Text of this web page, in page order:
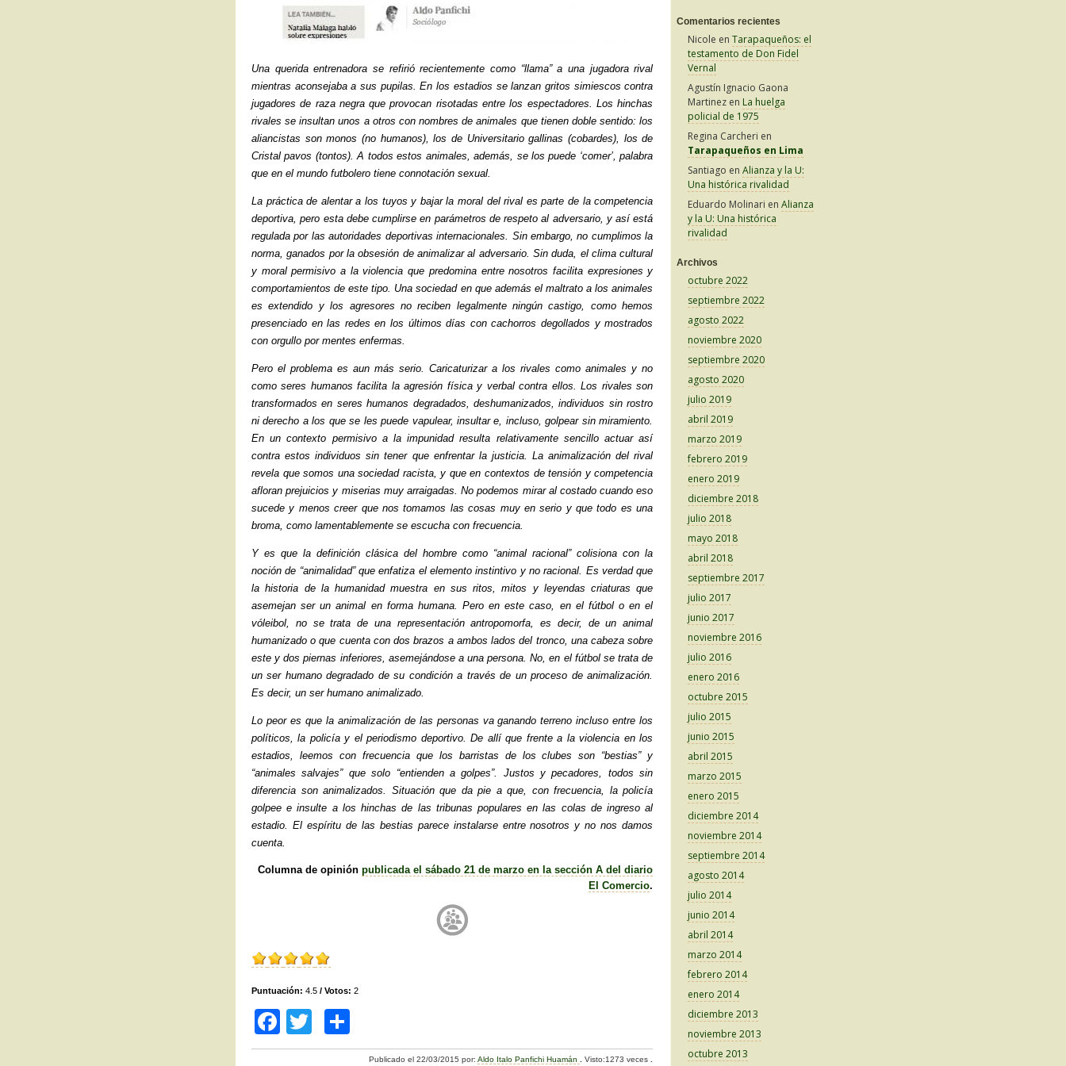
Una querida entrenadora se refirió recientemente como “llama” a una jugadora rival
mientras aconsejaba a sus pupilas. En los estadios se lanzan gritos simiescos contra
jugadores de raza negra que provocan risotadas entre los espectadores. Los hinchas
rivales se insultan unos a otros con nombres de animales que tienen doble sentido: los
aliancistas son monos (no humanos), los de Universitario gallinas (cobardes), los de
Cristal pavos (tontos). A todos estos animales, además, se los puede ‘comer’, palabra
que en el mundo futbolero tiene connotación sexual.
La práctica de alentar a los tuyos y bajar la moral del rival es parte de la competencia
deportiva, pero esta debe cumplirse en parámetros de respeto al adversario, y así está
regulada por las autoridades deportivas internacionales. Sin embargo, no cumplimos la
norma, ganados por la obsesión de animalizar al adversario. Sin duda, el clima cultural
y moral permisivo a la violencia que predomina entre nosotros facilita expresiones y
comportamientos de este tipo. Una sociedad en que además el maltrato a los animales
es extendido y los agresores no reciben legalmente ningún castigo, como hemos
presenciado en las redes en los últimos días con cachorros degollados y mostrados
con orgullo por mentes enfermas.
Pero el problema es aun más serio. Caricaturizar a los rivales como animales y no
como seres humanos facilita la agresión física y verbal contra ellos. Los rivales son
transformados en seres humanos degradados, deshumanizados, individuos sin rostro
ni derecho a los que se les puede vapulear, insultar e, incluso, golpear sin miramiento.
En un contexto permisivo a la impunidad resulta relativamente sencillo actuar así
contra estos individuos sin tener que enfrentar la justicia. La animalización del rival
revela que somos una sociedad racista, y que en contextos de tensión y competencia
afloran prejuicios y miserias muy arraigadas. No podemos mirar al costado cuando eso
sucede y menos creer que nos tomamos las cosas muy en serio y que todo es una
broma, como lamentablemente se escucha con frecuencia.
Y es que la definición clásica del hombre como “animal racional” colisiona con la
noción de “animalidad” que enfatiza el elemento instintivo y no racional. Es verdad que
la historia de la humanidad muestra en sus ritos, mitos y leyendas criaturas que
asemejan ser un animal en forma humana. Pero en este caso, en el fútbol o en el
vóleibol, no se trata de una representación antropomorfa, es decir, de un animal
humanizado o que cuenta con dos brazos a ambos lados del tronco, una cabeza sobre
este y dos piernas inferiores, asemejándose a una persona. No, en el fútbol se trata de
un ser humano degradado de su condición a través de un proceso de animalización.
Es decir, un ser humano animalizado.
Lo peor es que la animalización de las personas va ganando terreno incluso entre los
políticos, la policía y el periodismo deportivo. De allí que frente a la violencia en los
estadios, leemos con frecuencia que los barristas de los clubes son “bestias” y
“animales salvajes” que solo “entienden a golpes”. Justos y pecadores, todos sin
diferencia son animalizados. Situación que da pie a que, con frecuencia, la policía
golpee e insulte a los hinchas de las tribunas populares en las colas de ingreso al
estadio. El espíritu de las bestias parece instalarse entre nosotros y no nos damos
cuenta.
Columna de opiniónpublicada el sábado 21 de marzo en la sección A del diario
El Comercio.
Puntuación: 4.5 / Votos: 2
F
a
wi o Publicado el22/03/2015 por:Aldo Italo Panfichi Huamán Visto:1273 veces
Comentarios recientes
Nicole enTarapaqueños: el
testamento de Don Fidel
Vernal
Agustín Ignacio Gaona
Martinez en La huelga
policial de 1975
Regina Carcheri en
Tarapaqueños en Lima
Santiago enAlianza y la U:
Una histórica rivalidad
Eduardo Molinari enAlianza
y la U: Una histórica
rivalidad
Archivos
octubre 2022
septiembre 2022
agosto 2022
noviembre 2020
septiembre 2020
agosto 2020
julio 2019
abril 2019
marzo 2019
febrero 2019
enero 2019
diciembre 2018
julio 2018
mayo 2018
abril 2018
septiembre 2017
julio 2017
junio 2017
noviembre 2016
julio 2016
enero 2016
octubre 2015
julio 2015
junio 2015
abril 2015
marzo 2015
enero 2015
diciembre 2014
noviembre 2014
septiembre 2014
agosto 2014
julio 2014
junio 2014
abril 2014
marzo 2014
febrero 2014
enero 2014
diciembre 2013
noviembre 2013
octubre 2013